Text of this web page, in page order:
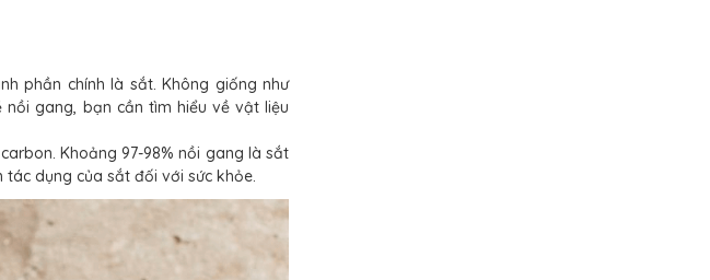
phần chính là sắt. Không giống như
nồi gang, bạn cần tìm hiểu về vật liệu
Khoảng 97-98% nồi gang là sắt
dụng của sắt đối với sức khỏe.